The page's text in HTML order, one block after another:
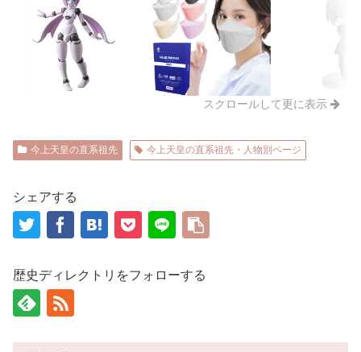
スクロールして更に表示
今上天皇の直系祖先 今上天皇の直系祖先・人物別ページ
シェアする
歴史ディレクトリをフォローする